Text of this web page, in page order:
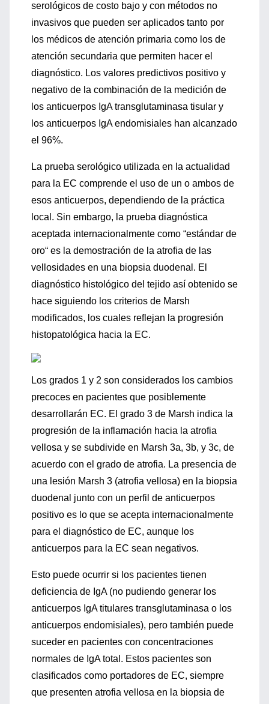
serológicos de costo bajo y con métodos no
invasivos que pueden ser aplicados tanto por
los médicos de atención primaria como los de
atención secundaria que permiten hacer el
diagnóstico. Los valores predictivos positivo y
negativo de la combinación de la medición de
los anticuerpos IgA transglutaminasa tisular y
los anticuerpos IgA endomisiales han alcanzado
el 96%.
La prueba serológico utilizada en la actualidad
para la EC comprende el uso de un o ambos de
esos anticuerpos, dependiendo de la práctica
local. Sin embargo, la prueba diagnóstica
aceptada internacionalmente como “estándar de
oro“ es la demostración de la atrofia de las
vellosidades en una biopsia duodenal. El
diagnóstico histológico del tejido así obtenido se
hace siguiendo los criterios de Marsh
modificados, los cuales reflejan la progresión
histopatológica hacia la EC.
Los grados 1 y 2 son considerados los cambios
precoces en pacientes que posiblemente
desarrollarán EC. El grado 3 de Marsh indica la
progresión de la inflamación hacia la atrofia
vellosa y se subdivide en Marsh 3a, 3b, y 3c, de
acuerdo con el grado de atrofia. La presencia de
una lesión Marsh 3 (atrofia vellosa) en la biopsia
duodenal junto con un perfil de anticuerpos
positivo es lo que se acepta internacionalmente
para el diagnóstico de EC, aunque los
anticuerpos para la EC sean negativos.
Esto puede ocurrir si los pacientes tienen
deficiencia de IgA (no pudiendo generar los
anticuerpos IgA titulares transglutaminasa o los
anticuerpos endomisiales), pero también puede
suceder en pacientes con concentraciones
normales de IgA total. Estos pacientes son
clasificados como portadores de EC, siempre
que presenten atrofia vellosa en la biopsia de